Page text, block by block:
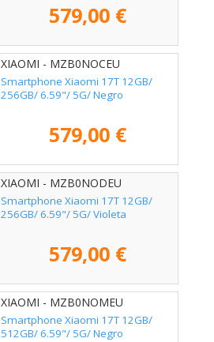
579,00 €
XIAOMI - MZB0NOCEU
Smartphone Xiaomi 17T 12GB/
256GB/ 6.59"/ 5G/ Negro
579,00 €
XIAOMI - MZB0NODEU
Smartphone Xiaomi 17T 12GB/
256GB/ 6.59"/ 5G/ Violeta
579,00 €
XIAOMI - MZB0NOMEU
Smartphone Xiaomi 17T 12GB/
512GB/ 6.59"/ 5G/ Negro